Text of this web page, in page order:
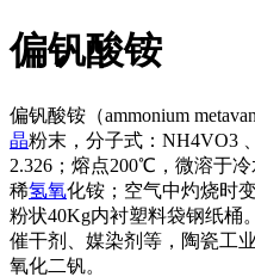
偏钒酸铵
偏钒酸铵（ammonium
晶粉末，分子式：NH4VO3
2.326；熔点200℃，微溶于
稀氢氧化铵；空气中灼烧时
粉状40Kg内衬塑料袋钢纸桶
催干剂、媒染剂等，陶瓷工
氧化二钒。